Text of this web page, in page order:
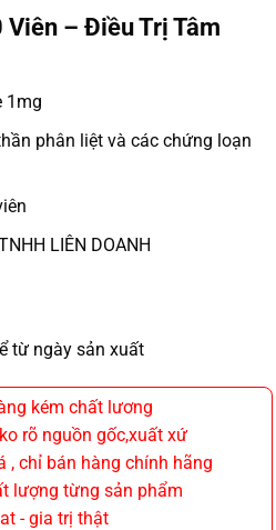
– Điều Trị Tâm
1mg
phân liệt và các chứng loạn
LIÊN DOANH
từ ngày sản xuất
kém chất lương
rõ nguồn gốc,xuất xứ
, chỉ bán hàng chính hãng
lượng từng sản phẩm
- gia trị thật